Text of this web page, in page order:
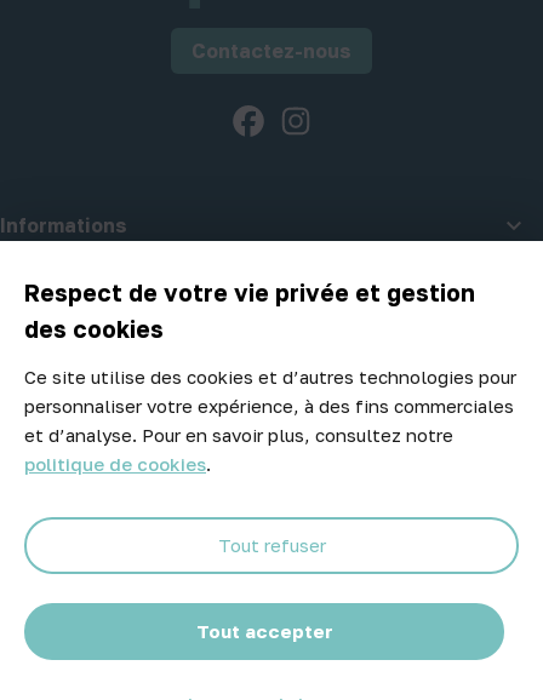
Respect de votre vie privée et gestion
des cookies
Ce site utilise des cookies et d’autres technologies pour
personnaliser votre expérience, à des fins commerciales
et d’analyse. Pour en savoir plus, consultez notre
politique de cookies.
Tout accepter
Tout refuser
Contactez-nous
Facebook
Informations 
A propos d'Atelier Piscine
Newsletter
Ne manquez aucune opportunité ! Restez informé de nos meilleurs
prix et nouveaux arrivages.
Abonnez-vous